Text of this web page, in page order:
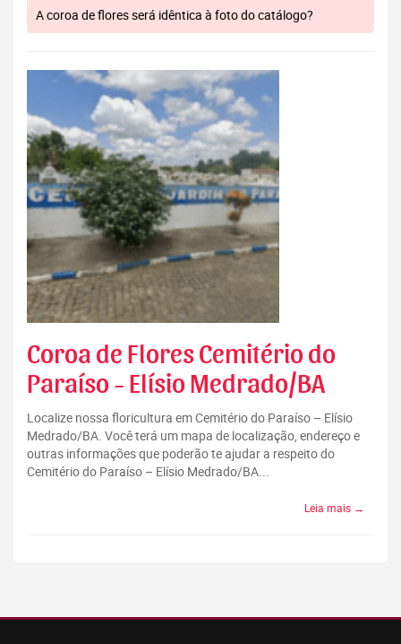
A coroa de flores será idêntica à foto do catálogo?
Coroa de Flores Cemitério do
Paraíso - Elísio Medrado/BA
Localize nossa floricultura em Cemitério do Paraíso – Elísio
Medrado/BA. Você terá um mapa de localização, endereço e
outras informações que poderão te ajudar a respeito do
Cemitério do Paraíso – Elísio Medrado/BA...
Leia mais →